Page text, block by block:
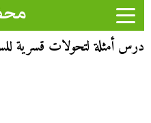
درس أمثلة لتحولات قسرية للسنة